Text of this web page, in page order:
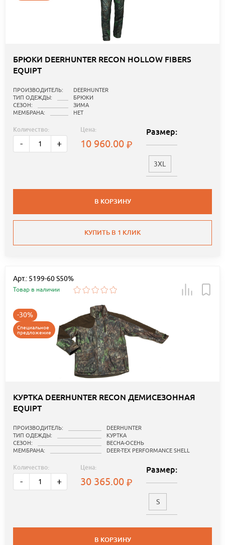
БРЮКИ DEERHUNTER RECON HOLLOW FIBERS
EQUIPT
ПРОИЗВОДИТЕЛЬ:
DEERHUNTER
ТИП ОДЕЖДЫ:
БРЮКИ
СЕЗОН:
ЗИМА
МЕМБРАНА:
НЕТ
Количество:
- +
Цена:
10 960.00
Размер:
3XL
В КОРЗИНУ
КУПИТЬ В 1 КЛИК
Арт.: 5199-60 S50%
Товар в наличии
-30%
Специальное
предложение
КУРТКА DEERHUNTER RECON ДЕМИСЕЗОННАЯ
EQUIPT
ПРОИЗВОДИТЕЛЬ:
DEERHUNTER
ТИП ОДЕЖДЫ:
КУРТКА
СЕЗОН:
ВЕСНА-ОСЕНЬ
МЕМБРАНА:
DEER-TEX PERFORMANCE SHELL
Количество:
- +
Цена:
30 365.00
Размер:
S
В КОРЗИНУ